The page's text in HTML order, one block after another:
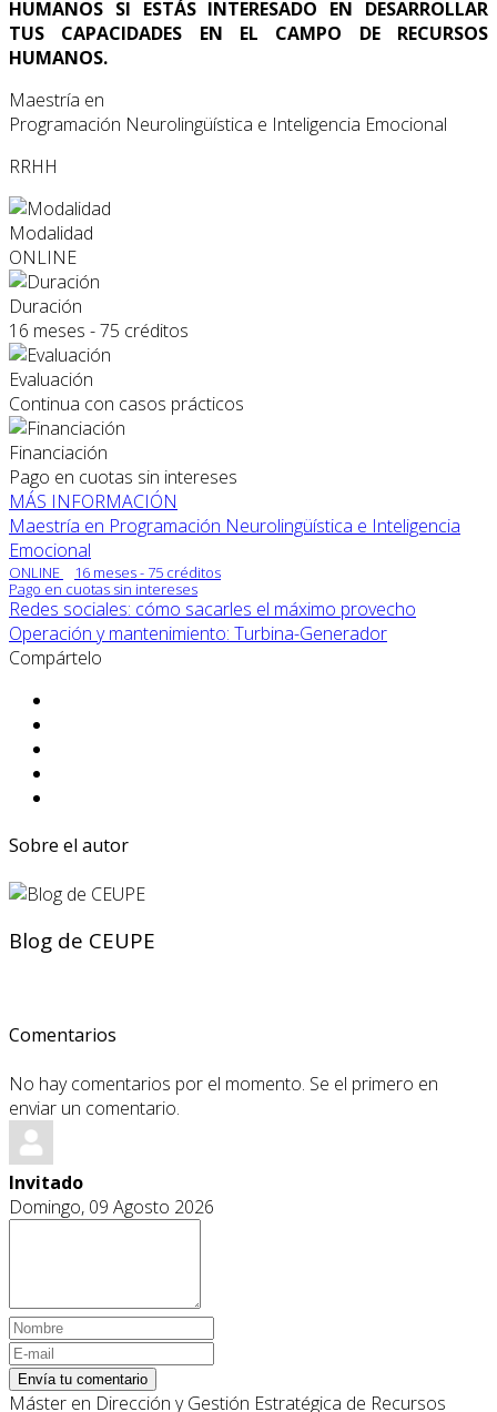
HUMANOS SI ESTÁS INTERESADO EN DESARROLLAR
TUS CAPACIDADES EN EL CAMPO DE RECURSOS
HUMANOS.
Maestría en
Programación Neurolingüística e Inteligencia Emocional
RRHH
Modalidad
ONLINE
Duración
16 meses - 75 créditos
Evaluación
Continua con casos prácticos
Financiación
Pago en cuotas sin intereses
MÁS INFORMACIÓN
Maestría en Programación Neurolingüística e Inteligencia
Emocional
ONLINE
16 meses - 75 créditos
Pago en cuotas sin intereses
Redes sociales: cómo sacarles el máximo provecho
Operación y mantenimiento: Turbina-Generador
Compártelo
Sobre el autor
Blog de CEUPE
Comentarios
No hay comentarios por el momento. Se el primero en
enviar un comentario.
Invitado
Domingo, 09 Agosto 2026
Envía tu comentario
Máster en Dirección y Gestión Estratégica de Recursos